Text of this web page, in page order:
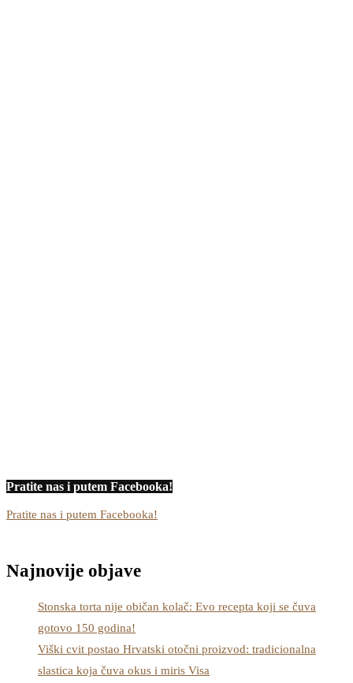
Pratite nas i putem Facebooka!
Pratite nas i putem Facebooka!
Najnovije objave
Stonska torta nije običan kolač: Evo recepta koji se čuva
gotovo 150 godina!
Viški cvit postao Hrvatski otočni proizvod: tradicionalna
slastica koja čuva okus i miris Visa